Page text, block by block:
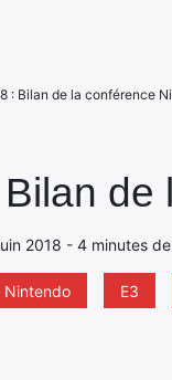
2018 - 4 minutes
Nintendo E3
: Bilan de la conférence